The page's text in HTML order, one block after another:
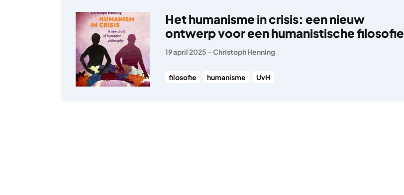
Het humanisme in crisis: een nieuw
ontwerp voor een humanistische filosofie
19 april 2025 -Christoph Henning
filosofie humanisme UvH